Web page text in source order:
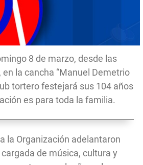
8 de marzo, desde las
en la cancha “Manuel Demetrio
tortero festejará sus 104 años
es para toda la familia.
la Organización adelantaron
de música, cultura y